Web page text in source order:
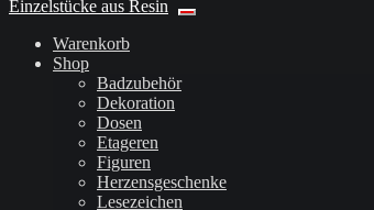
Warenkorb
Shop
Badzubehör
Dekoration
Dosen
Etageren
Figuren
Herzensgeschenke
Lesezeichen